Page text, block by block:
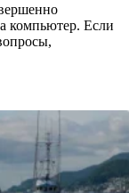
компьютер. Если